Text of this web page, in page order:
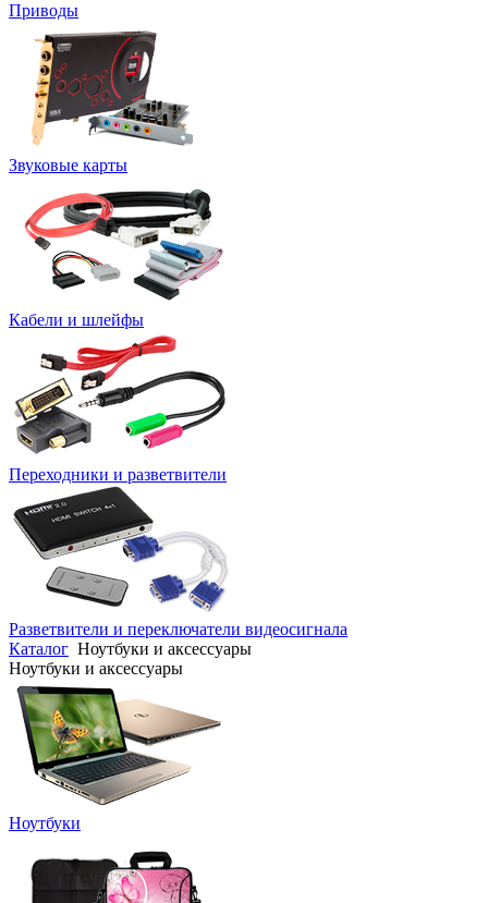
Приводы
Звуковые карты
Кабели и шлейфы
Переходники и разветвители
Разветвители и переключатели видеосигнала
Каталог Ноутбуки и аксессуары
Ноутбуки и аксессуары
Ноутбуки